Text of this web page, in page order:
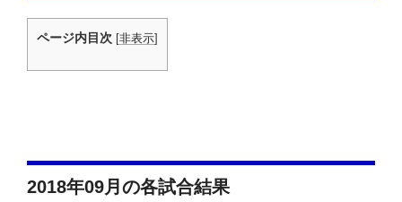
ページ内目次 [非表示]
2018年09月の各試合結果